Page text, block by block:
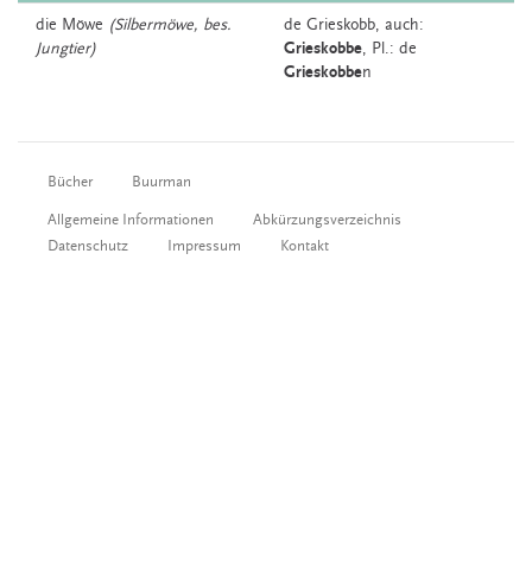
die Möwe (Silbermöwe, bes.
Jungtier)
de Grieskobb, auch:
Grieskobbe, Pl.: de
Grieskobben
Bücher Buurman
Allgemeine Informationen
Abkürzungsverzeichnis
Datenschutz
Impressum Kontakt